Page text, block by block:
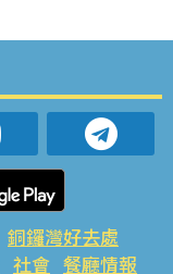
銅鑼灣好去處
社會 餐廳情報